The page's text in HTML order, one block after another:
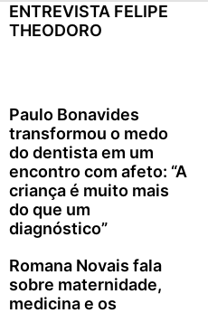
ENTREVISTA FELIPE
THEODORO
Paulo Bonavides
transformou o medo
do dentista em um
encontro com afeto: “A
criança é muito mais
do que um
diagnóstico”
Romana Novais fala
sobre maternidade,
medicina e os